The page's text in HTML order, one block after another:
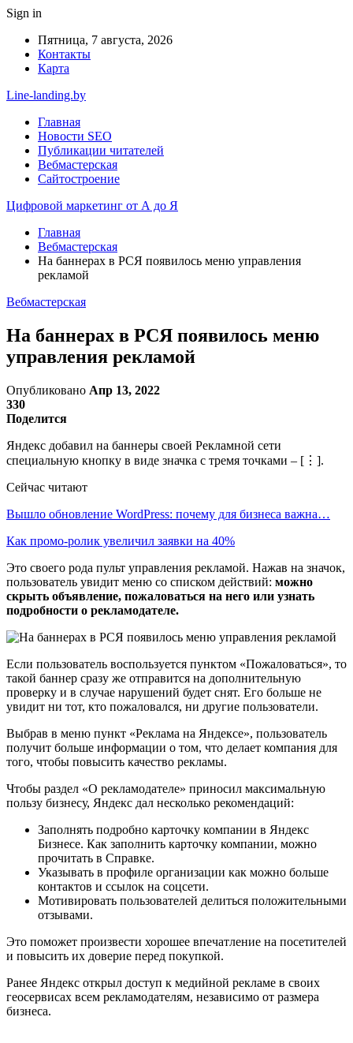
Sign in
Пятница, 7 августа, 2026
Контакты
Карта
Line-landing.by
Главная
Новости SEO
Публикации читателей
Вебмастерская
Сайтостроение
Цифровой маркетинг от А до Я
Главная
Вебмастерская
На баннерах в РСЯ появилось меню управления
рекламой
Вебмастерская
На баннерах в РСЯ появилось меню
управления рекламой
Опубликовано Апр 13, 2022
330
Поделится
Яндекс добавил на баннеры своей Рекламной сети
специальную кнопку в виде значка с тремя точками – [⋮].
Сейчас читают
Вышло обновление WordPress: почему для бизнеса важна…
Как промо-ролик увеличил заявки на 40%
Это своего рода пульт управления рекламой. Нажав на значок,
пользователь увидит меню со списком действий: можно
скрыть объявление, пожаловаться на него или узнать
подробности о рекламодателе.
Если пользователь воспользуется пунктом «Пожаловаться», то
такой баннер сразу же отправится на дополнительную
проверку и в случае нарушений будет снят. Его больше не
увидит ни тот, кто пожаловался, ни другие пользователи.
Выбрав в меню пункт «Реклама на Яндексе», пользователь
получит больше информации о том, что делает компания для
того, чтобы повысить качество рекламы.
Чтобы раздел «О рекламодателе» приносил максимальную
пользу бизнесу, Яндекс дал несколько рекомендаций:
Заполнять подробно карточку компании в Яндекс
Бизнесе. Как заполнить карточку компании, можно
прочитать в Справке.
Указывать в профиле организации как можно больше
контактов и ссылок на соцсети.
Мотивировать пользователей делиться положительными
отзывами.
Это поможет произвести хорошее впечатление на посетителей
и повысить их доверие перед покупкой.
Ранее Яндекс открыл доступ к медийной рекламе в своих
геосервисах всем рекламодателям, независимо от размера
бизнеса.